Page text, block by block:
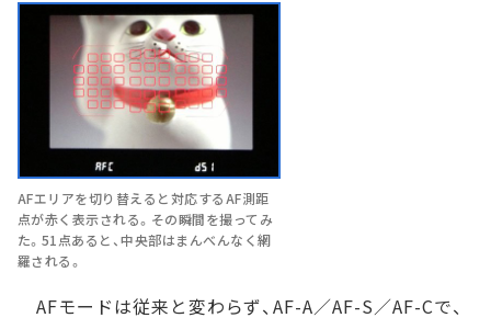
AFエリアを切り替えると対応するAF測距
点が赤く表示される。その瞬間を撮ってみ
た。51点あると、中央部はまんべんなく網
羅される。
AFモードは従来と変わらず、AF-A／AF-S／AF-Cで、